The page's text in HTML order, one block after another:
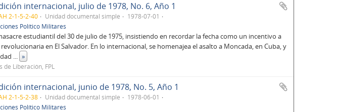
internacional, julio de 1978, No. 6, Año 1
2-1-5-2-40 Unidad documental simple
1978-07-01
Político Militares
estudiantil del 30 de julio de 1975, insistiendo en recordar la fecha como un incentivo a
en El Salvador. En lo internacional, se homenajea el asalto a Moncada, en Cuba, y
... »
de Liberación, FPL
internacional, junio de 1978, No. 5, Año 1
2-1-5-2-38 Unidad documental simple
1978-06-01
Político Militares